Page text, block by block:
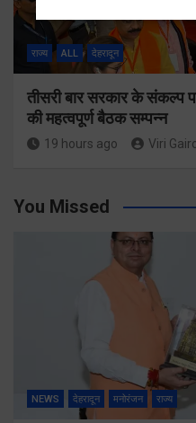
राज्य ALL देहरादून
तीसरी बार सरकार के संकल्प
की महत्वपूर्ण बैठक सम्पन्न
19 hours ago Viri
You Missed
NEWS देहरादून मनोरंजन राज्य